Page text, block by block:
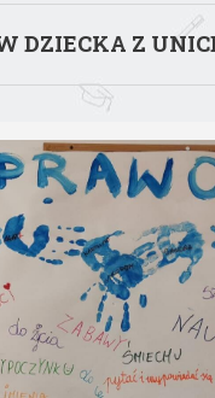
DZIECKA Z